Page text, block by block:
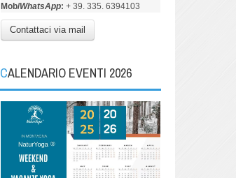
Mob/WhatsApp: + 39. 335. 6394103
Contattaci via mail
CALENDARIO EVENTI 2026